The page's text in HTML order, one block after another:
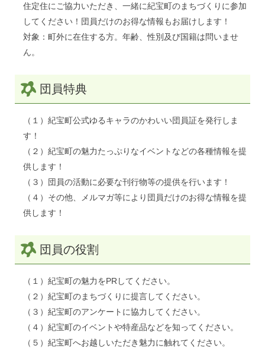
住定住にご協力いただき、一緒に紀宝町のまちづくりに参加
してください！団員だけのお得な情報もお届けします！
対象：町外に在住する方。年齢、性別及び国籍は問いませ
ん。
団員特典
（１）紀宝町公式ゆるキャラのかわいい団員証を発行しま
す！
（２）紀宝町の魅力たっぷりなイベントなどの各種情報を提
供します！
（３）団員の活動に必要な刊行物等の提供を行います！
（４）その他、メルマガ等により団員だけのお得な情報を提
供します！
団員の役割
（１）紀宝町の魅力をPRしてください。
（２）紀宝町のまちづくりに提言してください。
（３）紀宝町のアンケートに協力してください。
（４）紀宝町のイベントや特産品などを知ってください。
（５）紀宝町へお越しいただき魅力に触れてください。